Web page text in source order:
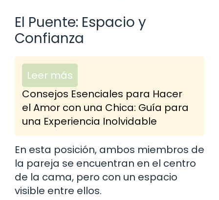
El Puente: Espacio y
Confianza
Leer más
Consejos Esenciales para Hacer
el Amor con una Chica: Guía para
una Experiencia Inolvidable
En esta posición, ambos miembros de
la pareja se encuentran en el centro
de la cama, pero con un espacio
visible entre ellos.